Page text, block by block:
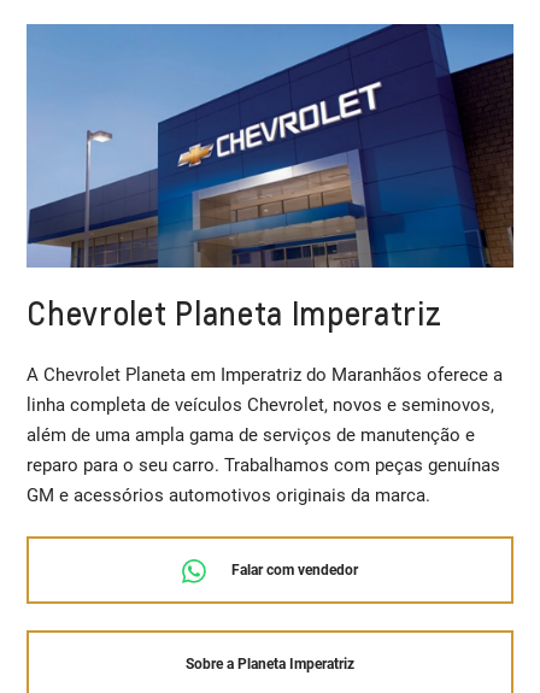
Chevrolet Planeta Imperatriz
A Chevrolet Planeta em Imperatriz do Maranhãos oferece a
linha completa de veículos Chevrolet, novos e seminovos,
além de uma ampla gama de serviços de manutenção e
reparo para o seu carro. Trabalhamos com peças genuínas
GM e acessórios automotivos originais da marca.
Falar com vendedor
Sobre a Planeta Imperatriz